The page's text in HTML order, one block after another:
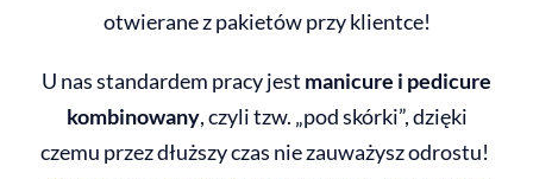
otwierane z pakietów przy klientce!
U nas standardem pracy jest manicure i pedicure
kombinowany, czyli tzw. „pod skórki”, dzięki
czemu przez dłuższy czas nie zauważysz odrostu!